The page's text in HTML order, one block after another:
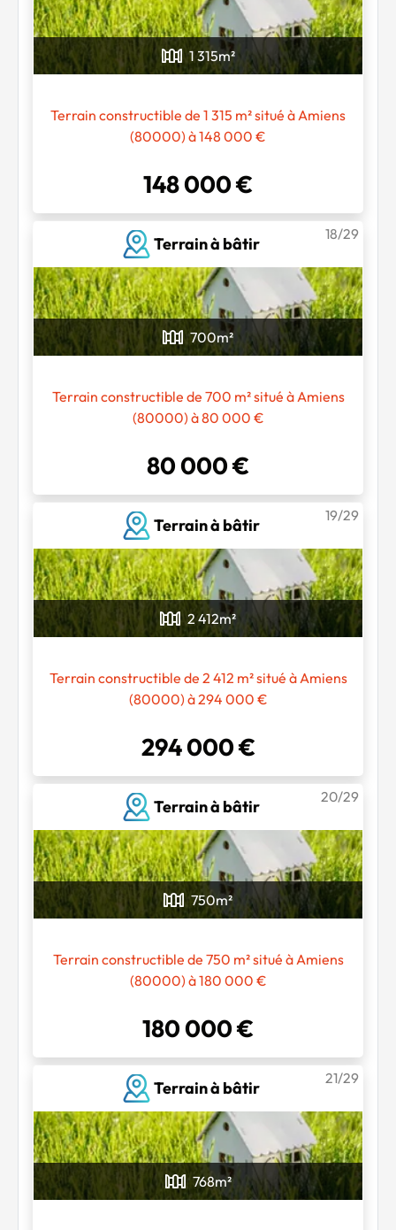
1 315m²
Terrain constructible de 1 315 m² situé à Amiens
(80000) à 148 000 €
148 000 €
Terrain à bâtir
18/29
700m²
Terrain constructible de 700 m² situé à Amiens
(80000) à 80 000 €
80 000 €
Terrain à bâtir
19/29
2 412m²
Terrain constructible de 2 412 m² situé à Amiens
(80000) à 294 000 €
294 000 €
Terrain à bâtir
20/29
750m²
Terrain constructible de 750 m² situé à Amiens
(80000) à 180 000 €
180 000 €
Terrain à bâtir
21/29
768m²